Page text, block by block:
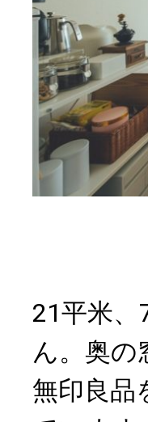
21平米
ん。奥の
無印良品